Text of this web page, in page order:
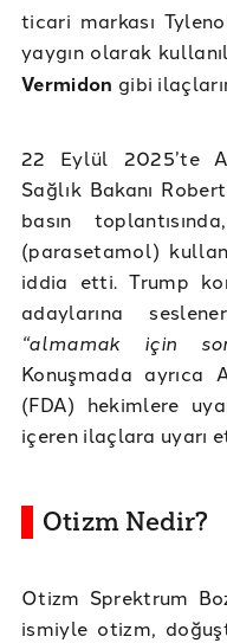
ticari markası
yaygın olarak
Vermidon gibi
22 Eylül 2025’te
Sağlık Bakanı
basın
(parasetamol)
iddia etti. Trump
adaylarına
“almamak için
Konuşmada ayrıca
(FDA) hekimlere
içeren ilaçlara uyarı
Otizm Nedir?
Otizm Sprektrum
ismiyle otizm,